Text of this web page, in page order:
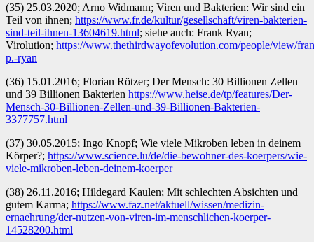
(35) 25.03.2020; Arno Widmann; Viren und Bakterien: Wir sind ein
Teil von ihnen; https://www.fr.de/kultur/gesellschaft/viren-bakterien-
sind-teil-ihnen-13604619.html; siehe auch: Frank Ryan;
Virolution; https://www.thethirdwayofevolution.com/people/view/
p.-ryan
(36) 15.01.2016; Florian Rötzer; Der Mensch: 30 Billionen Zellen
und 39 Billionen Bakterien https://www.heise.de/tp/features/Der-
Mensch-30-Billionen-Zellen-und-39-Billionen-Bakterien-
3377757.html
(37) 30.05.2015; Ingo Knopf; Wie viele Mikroben leben in deinem
Körper?; https://www.science.lu/de/die-bewohner-des-koerpers/wie-
viele-mikroben-leben-deinem-koerper
(38) 26.11.2016; Hildegard Kaulen; Mit schlechten Absichten und
gutem Karma; https://www.faz.net/aktuell/wissen/medizin-
ernaehrung/der-nutzen-von-viren-im-menschlichen-koerper-
14528200.html